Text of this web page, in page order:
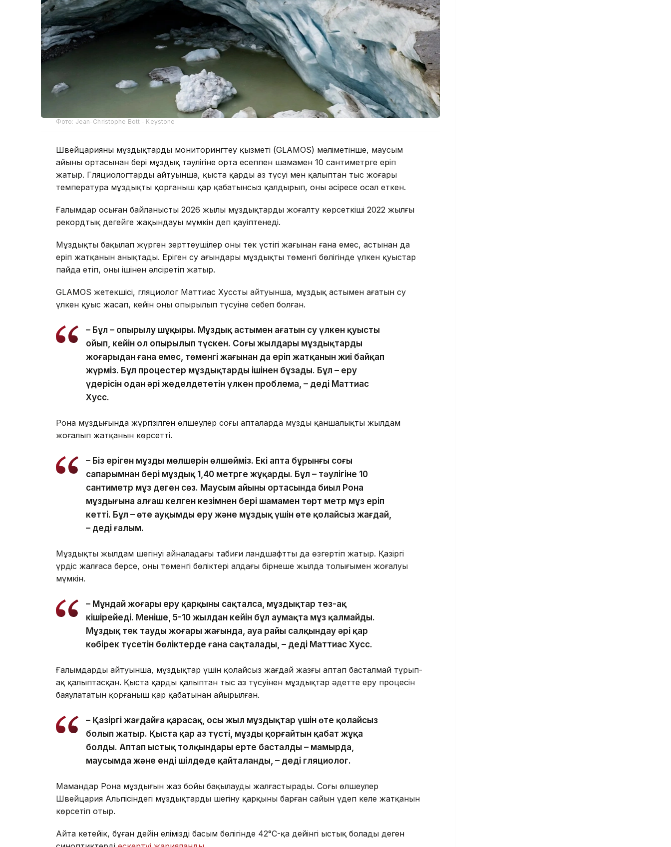
Фото: Jean-Christophe Bott - Keystone
Швейцарияның мұздықтарды мониторингтеу қызметі (GLAMOS) мәліметінше, маусым
айының ортасынан бері мұздық тәулігіне орта есеппен шамамен 10 сантиметрге еріп
жатыр. Гляциологтардың айтуынша, қыста қардың аз түсуі мен қалыптан тыс жоғары
температура мұздықты қорғаныш қар қабатынсыз қалдырып, оны әсіресе осал еткен.
Ғалымдар осыған байланысты 2026 жылы мұздықтардың жоғалту көрсеткіші 2022 жылғы
рекордтық деңгейге жақындауы мүмкін деп қауіптенеді.
Мұздықты бақылап жүрген зерттеушілер оның тек үстіңгі жағынан ғана емес, астынан да
еріп жатқанын анықтады. Еріген су ағындары мұздықтың төменгі бөлігінде үлкен қуыстар
пайда етіп, оны ішінен әлсіретіп жатыр.
GLAMOS жетекшісі, гляциолог Маттиас Хусстың айтуынша, мұздық астымен ағатын су
үлкен қуыс жасап, кейін оның опырылып түсуіне себеп болған.
– Бұл – опырылу шұңқыры. Мұздық астымен ағатын су үлкен қуысты
ойып, кейін ол опырылып түскен. Соңғы жылдары мұздықтардың
жоғарыдан ғана емес, төменгі жағынан да еріп жатқанын жиі байқап
жүрміз. Бұл процестер мұздықтарды ішінен бұзады. Бұл – еру
үдерісін одан әрі жеделдететін үлкен проблема, – деді Маттиас
Хусс.
Рона мұздығында жүргізілген өлшеулер соңғы апталарда мұздың қаншалықты жылдам
жоғалып жатқанын көрсетті.
– Біз еріген мұздың мөлшерін өлшейміз. Екі апта бұрынғы соңғы
сапарымнан бері мұздық 1,40 метрге жұқарды. Бұл – тәулігіне 10
сантиметр мұз деген сөз. Маусым айының ортасында биыл Рона
мұздығына алғаш келген кезімнен бері шамамен төрт метр мұз еріп
кетті. Бұл – өте ауқымды еру және мұздық үшін өте қолайсыз жағдай,
– деді ғалым.
Мұздықтың жылдам шегінуі айналадағы табиғи ландшафтты да өзгертіп жатыр. Қазіргі
үрдіс жалғаса берсе, оның төменгі бөліктері алдағы бірнеше жылда толығымен жоғалуы
мүмкін.
– Мұндай жоғары еру қарқыны сақталса, мұздықтар тез-ақ
кішірейеді. Меніңше, 5-10 жылдан кейін бұл аумақта мұз қалмайды.
Мұздық тек таудың жоғары жағында, ауа райы салқындау әрі қар
көбірек түсетін бөліктерде ғана сақталады, – деді Маттиас Хусс.
Ғалымдардың айтуынша, мұздықтар үшін қолайсыз жағдай жазғы аптап басталмай тұрып-
ақ қалыптасқан. Қыста қардың қалыптан тыс аз түсуінен мұздықтар әдетте еру процесін
баяулататын қорғаныш қар қабатынан айырылған.
– Қазіргі жағдайға қарасақ, осы жыл мұздықтар үшін өте қолайсыз
болып жатыр. Қыста қар аз түсті, мұзды қорғайтын қабат жұқа
болды. Аптап ыстық толқындары ерте басталды – мамырда,
маусымда және енді шілдеде қайталанды, – деді гляциолог.
Мамандар Рона мұздығын жаз бойы бақылауды жалғастырады. Соңғы өлшеулер
Швейцария Альпісіндегі мұздықтардың шегіну қарқыны барған сайын үдеп келе жатқанын
көрсетіп отыр.
Айта кетейік, бұған дейін еліміздің басым бөлігінде 42°C-қа дейінгі ыстық болады деген